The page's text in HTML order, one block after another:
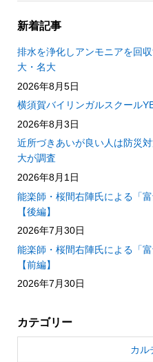
新着記事
排水を浄化しアンモニアを回
大・名大
2026年8月5日
横須賀バイリンガルスクール
2026年8月3日
近所づきあいが良い人は防災
大が調査
2026年8月1日
能楽師・桜間右陣氏による「
【後編】
2026年7月30日
能楽師・桜間右陣氏による「
【前編】
2026年7月30日
カテゴリー
カル